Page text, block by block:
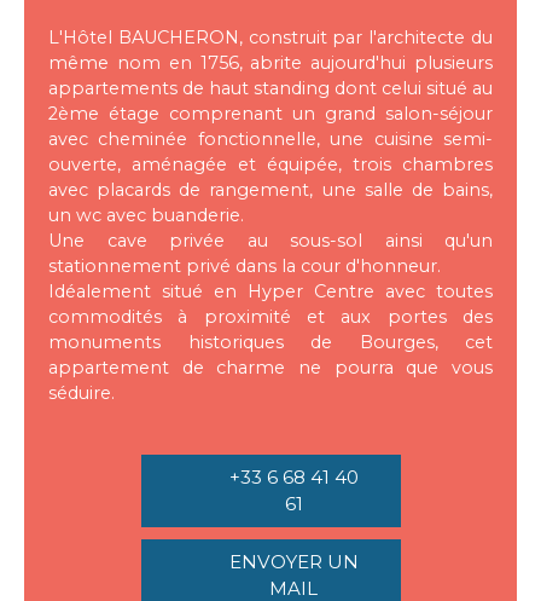
L'Hôtel BAUCHERON, construit par l'architecte du
même nom en 1756, abrite aujourd'hui plusieurs
appartements de haut standing dont celui situé au
2ème étage comprenant un grand salon-séjour
avec cheminée fonctionnelle, une cuisine semi-
ouverte, aménagée et équipée, trois chambres
avec placards de rangement, une salle de bains,
un wc avec buanderie.
Une cave privée au sous-sol ainsi qu'un
stationnement privé dans la cour d'honneur.
Idéalement situé en Hyper Centre avec toutes
commodités à proximité et aux portes des
monuments historiques de Bourges, cet
appartement de charme ne pourra que vous
séduire.
+33 6 68 41 40
61
ENVOYER UN
MAIL